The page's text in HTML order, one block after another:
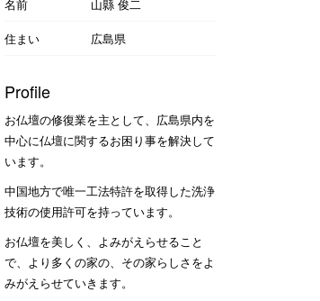
名前
山縣 俊二
住まい
広島県
Profile
お仏壇の修復業を主として、広島県内を
中心に仏壇に関するお困り事を解決して
います。
中国地方で唯一工法特許を取得した洗浄
技術の使用許可を持っています。
お仏壇を美しく、よみがえらせること
で、より多くの家の、その家らしさをよ
みがえらせていきます。